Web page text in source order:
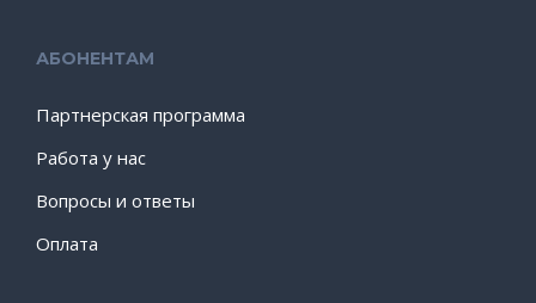
АБОНЕНТАМ
Партнерская программа
Работа у нас
Вопросы и ответы
Оплата